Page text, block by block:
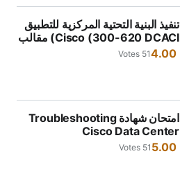
تنفيذ البنية التحتية المركزية للتطبيق
Cisco (300-620 DCACI) مقالب
امتحان الشهادات 2026
4.00
51 Votes
امتحان شهادة Troubleshooting
Cisco Data Center
Infrastructures(300-615
5.00
51 Votes